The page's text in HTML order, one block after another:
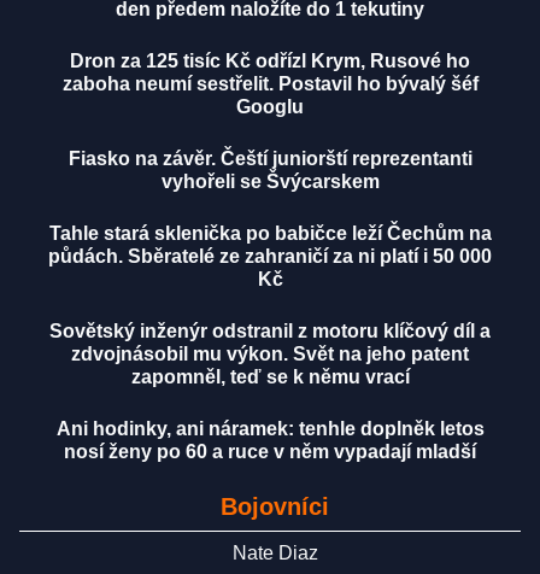
den předem naložíte do 1 tekutiny
Dron za 125 tisíc Kč odřízl Krym, Rusové ho
zaboha neumí sestřelit. Postavil ho bývalý šéf
Googlu
Fiasko na závěr. Čeští juniorští reprezentanti
vyhořeli se Švýcarskem
Tahle stará sklenička po babičce leží Čechům na
půdách. Sběratelé ze zahraničí za ni platí i 50 000
Kč
Sovětský inženýr odstranil z motoru klíčový díl a
zdvojnásobil mu výkon. Svět na jeho patent
zapomněl, teď se k němu vrací
Ani hodinky, ani náramek: tenhle doplněk letos
nosí ženy po 60 a ruce v něm vypadají mladší
Bojovníci
Nate Diaz